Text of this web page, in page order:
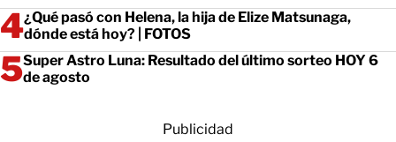
¿Qué pasó con Helena, la hija de Elize Matsunaga,
dónde está hoy? | FOTOS
Super Astro Luna: Resultado del último sorteo HOY 6
de agosto
Publicidad